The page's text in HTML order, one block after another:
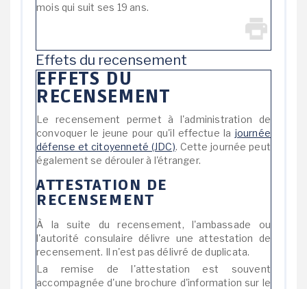
mois qui suit ses 19 ans.
Effets du recensement
EFFETS DU
RECENSEMENT
Le recensement permet à l'administration de
convoquer le jeune pour qu'il effectue la journée
défense et citoyenneté (JDC). Cette journée peut
également se dérouler à l'étranger.
ATTESTATION DE
RECENSEMENT
À la suite du recensement, l'ambassade ou
l'autorité consulaire délivre une attestation de
recensement. Il n'est pas délivré de duplicata.
La remise de l'attestation est souvent
accompagnée d'une brochure d'information sur le